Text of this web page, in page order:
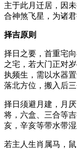
主于此月迁居，因
合神煞飞星，为诸
择吉原则
择日之要，首重宅
之宅，若大门正对
执频生，需以水器
落北方位，搬入后三
择日须避月建，月
将，六盒、三合等
亥，辛亥等带水带
若主人生肖属马，